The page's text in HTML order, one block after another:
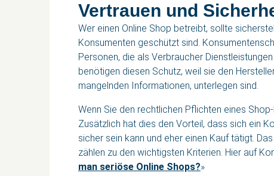
Vertrauen und
Wer einen Online Shop betreibt, sollte
Konsumenten geschützt sind.
Personen, die als Verbraucher
benötigen diesen Schutz, weil sie den
mangelnden Informationen, unterlegen sind.
Wenn Sie den rechtlichen Pflichten eines
Zusätzlich hat dies den Vorteil, dass sich ein
sicher sein kann und eher einen Kauf tätigt.
zählen zu den wichtigsten Kriterien. Hier auf
man seriöse Online Shops?»